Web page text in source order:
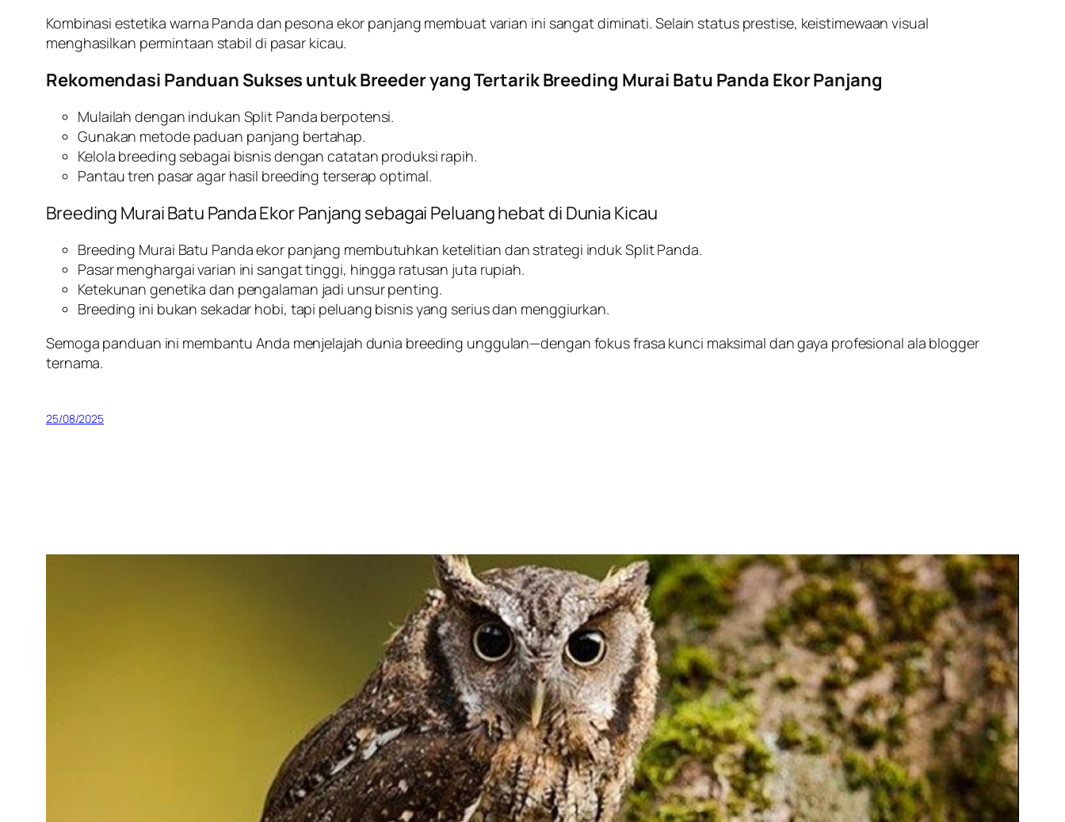
Kombinasi estetika warna Panda dan pesona ekor panjang membuat varian ini sangat diminati. Selain status prestise, keistimewaan visual
menghasilkan permintaan stabil di pasar kicau.
Rekomendasi Panduan Sukses untuk Breeder yang Tertarik Breeding Murai Batu Panda Ekor Panjang
Mulailah dengan indukan Split Panda berpotensi.
Gunakan metode paduan panjang bertahap.
Kelola breeding sebagai bisnis dengan catatan produksi rapih.
Pantau tren pasar agar hasil breeding terserap optimal.
Breeding Murai Batu Panda Ekor Panjang sebagai Peluang hebat di Dunia Kicau
Breeding Murai Batu Panda ekor panjang membutuhkan ketelitian dan strategi induk Split Panda.
Pasar menghargai varian ini sangat tinggi, hingga ratusan juta rupiah.
Ketekunan genetika dan pengalaman jadi unsur penting.
Breeding ini bukan sekadar hobi, tapi peluang bisnis yang serius dan menggiurkan.
Semoga panduan ini membantu Anda menjelajah dunia breeding unggulan—dengan fokus frasa kunci maksimal dan gaya profesional ala blogger
ternama.
25/08/2025